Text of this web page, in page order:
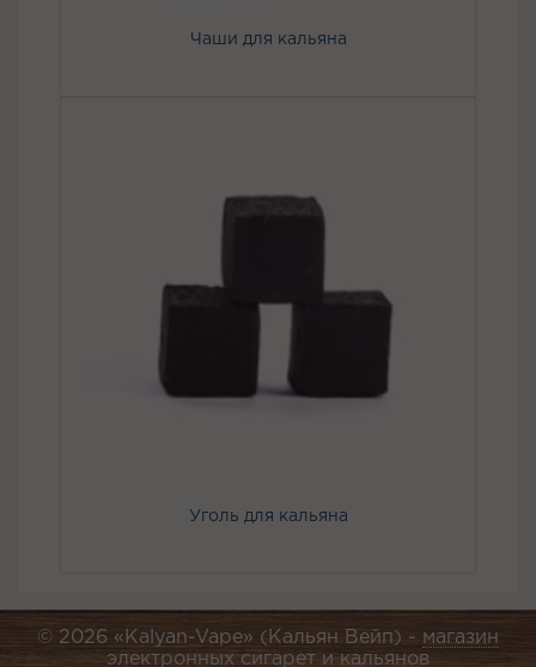
Чаши для кальяна
Уголь для кальяна
© 2026 «Kalyan-Vape» (Кальян Вейп) - магазин
электронных сигарет и кальянов